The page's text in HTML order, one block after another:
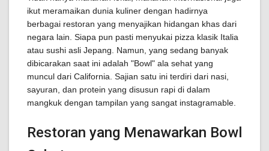
ikut meramaikan dunia kuliner dengan hadirnya
berbagai restoran yang menyajikan hidangan khas dari
negara lain. Siapa pun pasti menyukai pizza klasik Italia
atau sushi asli Jepang. Namun, yang sedang banyak
dibicarakan saat ini adalah "Bowl" ala sehat yang
muncul dari California. Sajian satu ini terdiri dari nasi,
sayuran, dan protein yang disusun rapi di dalam
mangkuk dengan tampilan yang sangat instagramable.
Restoran yang Menawarkan Bowl